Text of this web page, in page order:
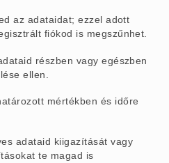
az adataidat; ezzel adott
fiókod is megszűnhet.
részben vagy egészben
ellen.
mértékben és időre
adataid kiigazítását vagy
te magad is